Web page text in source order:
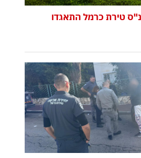
טירת כרמל התאגדו